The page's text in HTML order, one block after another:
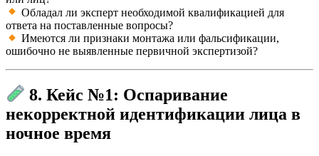
Обладал ли эксперт необходимой квалификацией для
ответа на поставленные вопросы?
Имеются ли признаки монтажа или фальсификации,
ошибочно не выявленные первичной экспертизой?
8. Кейс №1: Оспаривание
некорректной идентификации лица в
ночное время